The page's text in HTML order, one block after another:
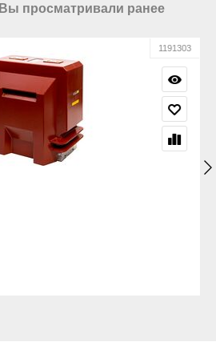
Вы просматривали ранее
1191303